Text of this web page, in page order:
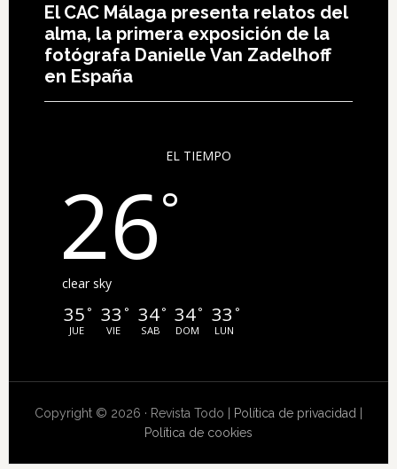
El CAC Málaga presenta relatos del
alma, la primera exposición de la
fotógrafa Danielle Van Zadelhoff
en España
EL TIEMPO
26°
clear sky
35 °
JUE
33 °
VIE
34°
SAB
34°
DOM
33 °
LUN
Copyright © 2026 · Revista Todo | Política de privacidad |
Política de cookies